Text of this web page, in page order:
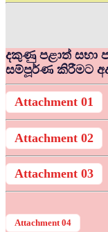
දකුණු පළාත් සභා
සම්පූර්ණ කිරීමට
Attachment 01
Attachment 02
Attachment 03
Attachment 04